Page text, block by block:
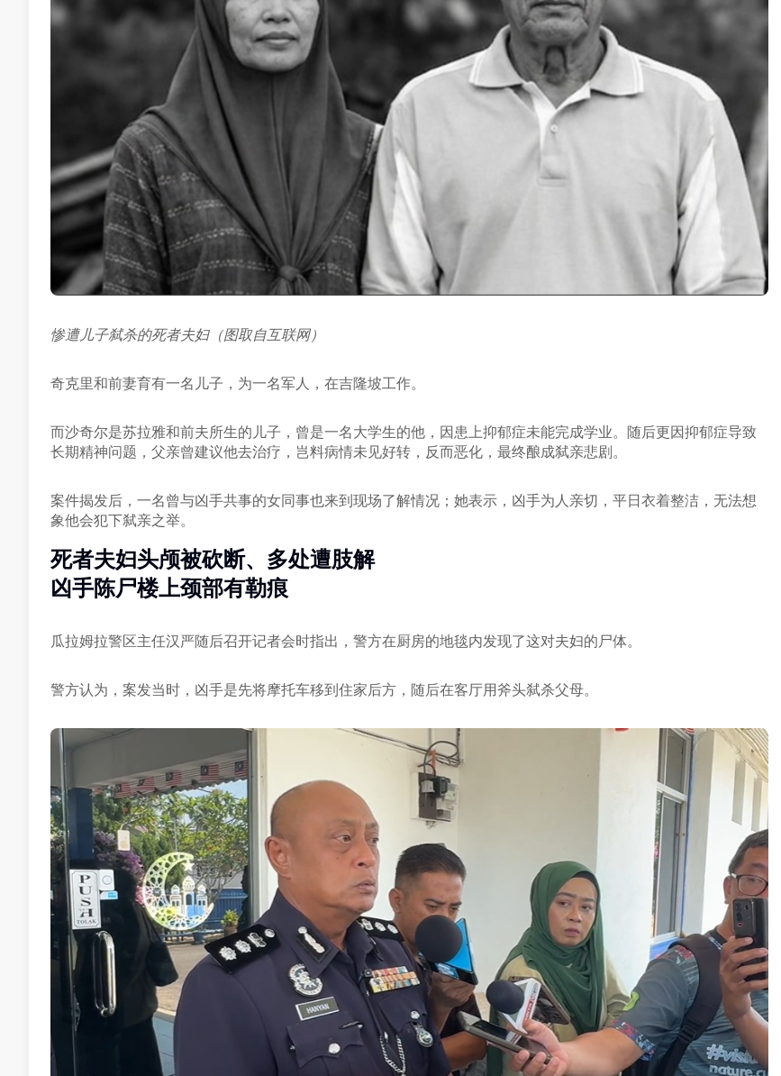
惨遭儿子弑杀的死者夫妇（图取自互联网）
奇克里和前妻育有一名儿子，为一名军人，在吉隆坡工作。
而沙奇尔是苏拉雅和前夫所生的儿子，曾是一名大学生的他，因患上抑郁症未能完成学业。随后更因抑郁症导致
长期精神问题，父亲曾建议他去治疗，岂料病情未见好转，反而恶化，最终酿成弑亲悲剧。
案件揭发后，一名曾与凶手共事的女同事也来到现场了解情况；她表示，凶手为人亲切，平日衣着整洁，无法想
象他会犯下弑亲之举。
死者夫妇头颅被砍断、多处遭肢解
凶手陈尸楼上颈部有勒痕
瓜拉姆拉警区主任汉严随后召开记者会时指出，警方在厨房的地毯内发现了这对夫妇的尸体。
警方认为，案发当时，凶手是先将摩托车移到住家后方，随后在客厅用斧头弑杀父母。